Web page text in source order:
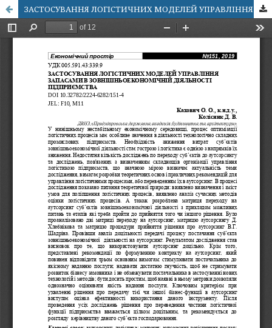
ЗАСТОСУВАННЯ ЛОГІСТИЧНИХ МОДЕЛЕЙ УПРАВЛІННЯ ЗАПАСАМИ В ЗОВНІШНЬОЕКОНОМІЧНІЙ ДІЯЛЬНОСТІ ПІДПРИЄМСТВА